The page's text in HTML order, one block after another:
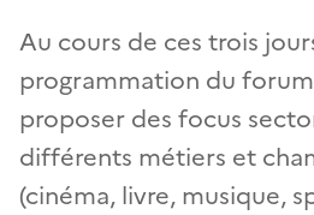
Au cours de ces trois
programmation du forum
proposer des focus
différents métiers et
(cinéma, livre, musique,